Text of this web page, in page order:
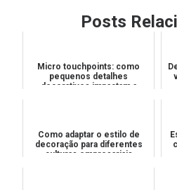
Posts
Micro touchpoints: como
pequenos detalhes
decorativos impactam a
Como adaptar o estilo de
decoração para diferentes
culturas empresariais